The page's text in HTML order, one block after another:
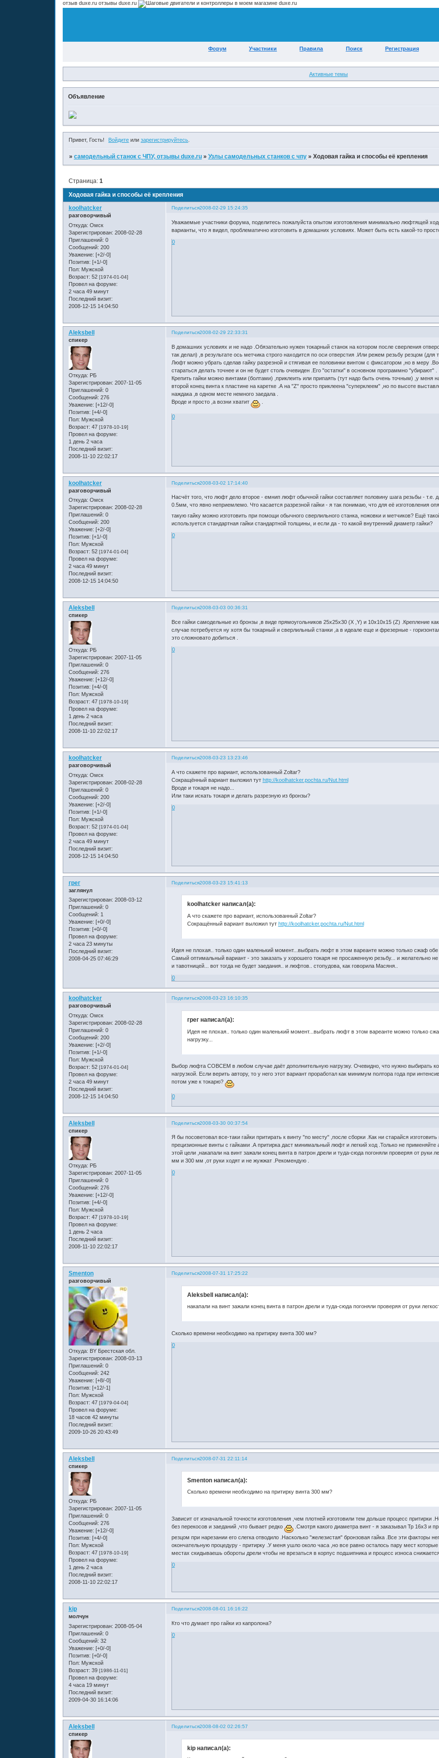
отзыв duxe.ru отзывы duxe.ru
Форум Участники Правила Поиск Регистрация
Активные темы
Объявление
Привет, Гость! Войдите илизарегистрируйтесь
» самодельный станок с ЧПУ, отзывы duxe.ru » Узлы самодельных станков с чпу » Ходовая гайка и способы её крепления
Ходовая гайка и способы её крепления
Страница: 1
Поделиться2008-02-29 15:24:35
koolhatcker
разговорчивый
Откуда: Омск
Зарегистрирован: 2008-02-28
Приглашений: 0
Сообщений: 200
Уважение: [+2/-0]
Позитив: [+1/-0]
Пол: Мужской
Возраст: 52 [1974-01-04]
Провел на форуме:
2 часа 49 минут
Последний визит:
2008-12-15 14:04:50
Уважаемые участники форума, поделитесь пожалуйста опытом изготовления минимально люфтящей
варианты, что я видел, проблематично изготовить в домашних условиях. Может быть есть какой-то
0
Поделиться2008-02-29 22:33:31
Aleksbell
спикер
Откуда: РБ
Зарегистрирован: 2007-11-05
Приглашений: 0
Сообщений: 276
Уважение: [+12/-0]
Позитив: [+4/-0]
Пол: Мужской
Возраст: 47 [1978-10-19]
Провел на форуме:
1 день 2 часа
Последний визит:
2008-11-10 22:02:17
В домашних условиях и не надо .Обязательно нужен токарный станок на котором после сверления
так делал) ,в результате ось метчика строго находится по оси отверстия .Или режем резьбу резцом
Люфт можно убрать сделав гайку разрезной и стягивая ее половинки винтом с фиксатором ,но в меру
стараться делать точнее и он не будет столь очевиден .Его "остатки" в основном программно "убирают" .
Крепить гайки можно винтами (болтами) ,приклеить или припаять (тут надо быть очень точным) ,у меня
второй конец винта к пластине на каретке .А на "Z" просто приклеена "суперклеем" ,но по высоте
наждака ,в одном месте немного заедала .
Вроде и просто ,а возни хватит
0
Поделиться2008-03-02 17:14:40
koolhatcker
разговорчивый
Откуда: Омск
Зарегистрирован: 2008-02-28
Приглашений: 0
Сообщений: 200
Уважение: [+2/-0]
Позитив: [+1/-0]
Пол: Мужской
Возраст: 52 [1974-01-04]
Провел на форуме:
2 часа 49 минут
Последний визит:
2008-12-15 14:04:50
Насчёт того, что люфт дело второе - емнип люфт обычной гайки составляет половину шага резьбы -
0.5мм, что явно неприемлемо. Что касается разрезной гайки - я так понимаю, что для её изготовления
такую гайку можно изготовить при помощи обычного сверлильного станка, ножовки и метчиков? Ещё
используется стандартная гайки стандартной толщины, и если да - то какой внутренний диаметр гайки?
0
Поделиться2008-03-03 00:36:31
Aleksbell
спикер
Откуда: РБ
Зарегистрирован: 2007-11-05
Приглашений: 0
Сообщений: 276
Уважение: [+12/-0]
Позитив: [+4/-0]
Пол: Мужской
Возраст: 47 [1978-10-19]
Провел на форуме:
1 день 2 часа
Последний визит:
2008-11-10 22:02:17
Все гайки самодельные из бронзы ,в виде прямоугольников 25х25х30 (X ,Y) и 10х10х15 (Z) .Крепление
случае потребуется ну хотя бы токарный и сверлильный станки ,а в идеале еще и фрезерные -
это сложновато добиться .
0
Поделиться2008-03-23 13:23:46
koolhatcker
разговорчивый
Откуда: Омск
Зарегистрирован: 2008-02-28
Приглашений: 0
Сообщений: 200
Уважение: [+2/-0]
Позитив: [+1/-0]
Пол: Мужской
Возраст: 52 [1974-01-04]
Провел на форуме:
2 часа 49 минут
Последний визит:
2008-12-15 14:04:50
А что скажете про вариант, использованный Zoltar?
Сокращённый вариант выложил тут http://koolhatcker.pochta.ru/Nut.html
Вроде и токаря не надо...
Или таки искать токаря и делать разрезную из бронзы?
0
Поделиться2008-03-23 15:41:13
грег
заглянул
Зарегистрирован: 2008-03-12
Приглашений: 0
Сообщений: 1
Уважение: [+0/-0]
Позитив: [+0/-0]
Провел на форуме:
2 часа 23 минуты
Последний визит:
2008-04-25 07:46:29
koolhatcker написал(а):
А что скажете про вариант, использованный Zoltar?
Сокращённый вариант выложил тут http://koolhatcker.pochta.ru/Nut.html
Идея не плохая.. только один маленький момент...выбрать люфт в этом вареанте можно только сжаф обе
Самый оптимальный вариант - это заказать у хорошего токаря не просаженную резьбу... и желательно
и тавотницей... вот тогда не будет заедания.. и люфтов.. стопудова, как говорила Масяня..
0
Поделиться2008-03-23 16:10:35
koolhatcker
разговорчивый
Откуда: Омск
Зарегистрирован: 2008-02-28
Приглашений: 0
Сообщений: 200
Уважение: [+2/-0]
Позитив: [+1/-0]
Пол: Мужской
Возраст: 52 [1974-01-04]
Провел на форуме:
2 часа 49 минут
Последний визит:
2008-12-15 14:04:50
грег написал(а):
Идея не плохая.. только один маленький момент...выбрать люфт в этом вареанте можно только
нагрузку...
Выбор люфта СОВСЕМ в любом случае даёт дополнительную нагрузку. Очевидно, что нужно выбирать
нагрузкой. Если верить автору, то у него этот вариант проработал как минимум полтора года при
потом уже к токарю?
0
Поделиться2008-03-30 00:37:54
Aleksbell
спикер
Откуда: РБ
Зарегистрирован: 2007-11-05
Приглашений: 0
Сообщений: 276
Уважение: [+12/-0]
Позитив: [+4/-0]
Пол: Мужской
Возраст: 47 [1978-10-19]
Провел на форуме:
1 день 2 часа
Последний визит:
2008-11-10 22:02:17
Я бы посоветовал все-таки гайки притирать к винту "по месту" ,после сборки .Как ни старайся
прецизионные винты с гайками .А притирка даст минимальный люфт и легкий ход .Только не
этой цели ,накапали на винт зажали конец винта в патрон дрели и туда-сюда погоняли проверяя от руки
мм и 300 мм ,от руки ходят и не жужжат .Рекомендую .
0
Поделиться2008-07-31 17:25:22
Smenton
разговорчивый
Откуда: BY Брестская обл.
Зарегистрирован: 2008-03-13
Приглашений: 0
Сообщений: 242
Уважение: [+8/-0]
Позитив: [+12/-1]
Пол: Мужской
Возраст: 47 [1979-04-04]
Провел на форуме:
18 часов 42 минуты
Последний визит:
2009-10-26 20:43:49
Aleksbell написал(а):
накапали на винт зажали конец винта в патрон дрели и туда-сюда погоняли проверяя от руки
Сколько времени необходимо на притирку винта 300 мм?
0
Поделиться2008-07-31 22:11:14
Aleksbell
спикер
Откуда: РБ
Зарегистрирован: 2007-11-05
Приглашений: 0
Сообщений: 276
Уважение: [+12/-0]
Позитив: [+4/-0]
Пол: Мужской
Возраст: 47 [1978-10-19]
Провел на форуме:
1 день 2 часа
Последний визит:
2008-11-10 22:02:17
Smenton написал(а):
Сколько времени необходимо на притирку винта 300 мм?
Зависит от изначальной точности изготовления ,чем плотней изготовили тем дольше процесс
без перекосов и заеданий ,что бывает редко
.Смотря какого диаметра винт - я заказывал Тр 16х3 и
резцом при нарезании его слегка отводило .Насколько "железистая" бронзовая гайка .Все эти факторы
окончательную процедуру - притирку .У меня ушло около часа ,но все равно осталось пару мест
местах скидываешь обороты дрели чтобы не врезаться в корпус подшипника и процесс износа
0
Поделиться2008-08-01 16:16:22
kip
молчун
Зарегистрирован: 2008-05-04
Приглашений: 0
Сообщений: 32
Уважение: [+0/-0]
Позитив: [+0/-0]
Пол: Мужской
Возраст: 39 [1986-11-01]
Провел на форуме:
4 часа 19 минут
Последний визит:
2009-04-30 16:14:06
Кто что думает про гайки из капролона?
0
Поделиться2008-08-02 02:26:57
Aleksbell
спикер
kip написал(а):